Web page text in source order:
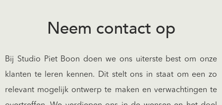
Neem contact op
Bij Studio Piet Boon doen we ons uiterste best om onze
klanten te leren kennen. Dit stelt ons in staat om een zo
relevant mogelijk ontwerp te maken en verwachtingen te